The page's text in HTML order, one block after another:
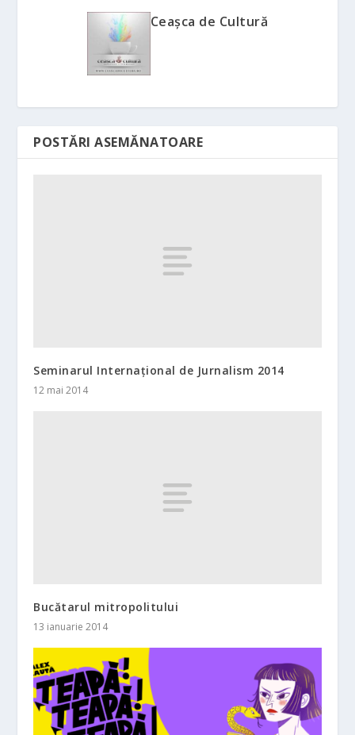
Ceașca de Cultură
POSTĂRI ASEMĂNATOARE
Seminarul Internaţional de Jurnalism 2014
12 mai 2014
Bucătarul mitropolitului
13 ianuarie 2014